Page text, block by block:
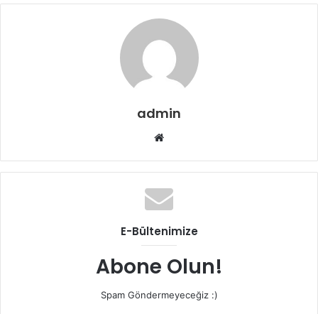
admin
Web
E-Bültenimize
Abone Olun!
Spam Göndermeyeceğiz :)